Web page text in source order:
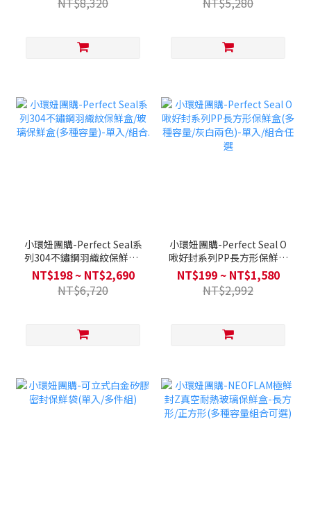
送烘焙三件組+防燙夾
小環妞團購-Perfect Seal系
列304不鏽鋼羽織紋保鮮盒/
玻璃保鮮盒(多種容量)-單
入/組合.
NT$198 ~ NT$2,690
NT$6,720
小環妞團購-Perfect Seal O
啾好封系列PP長方形保鮮盒
(多種容量/灰白兩色)-單入/
組合任選
NT$199 ~ NT$1,580
NT$2,992